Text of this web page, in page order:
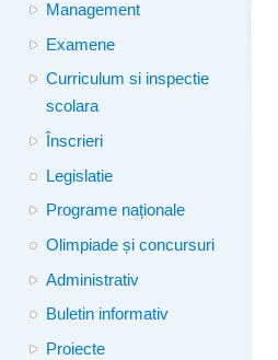
Management
Examene
Curriculum si inspectie
scolara
Înscrieri
Legislatie
Programe naționale
Olimpiade și concursuri
Administrativ
Buletin informativ
Proiecte